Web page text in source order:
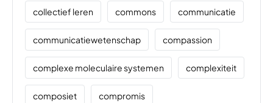
collectief leren commons communicatie
communicatiewetenschap compassion
complexe moleculaire systemen complexiteit
composiet compromis